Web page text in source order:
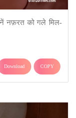
नफ़रत को गले मिल-
Download COPY